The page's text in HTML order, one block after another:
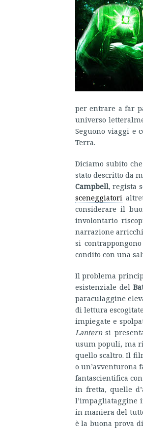
per entrare a far
universo
Seguono viaggi e
Terra.
Diciamo subito che
stato descritto da
Campbell, regista
sceneggiatori
considerare il
involontario
narrazione
si
condito con una
Il problema
esistenziale del
paraculaggine
di lettura
impiegate e
Lanternsi
usum populi, ma
quello scaltro. Il
o un’avventurona
fantascientifica
in fretta, quelle
l’impagliataggine
in maniera del
è la buona prova